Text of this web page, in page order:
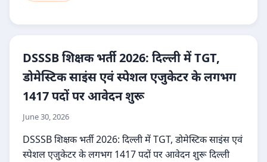
DSSSB शिक्षक भर्ती 2026: दिल्ली में TGT,
डोमेस्टिक साइंस एवं स्पेशल एजुकेटर के लगभग
1417 पदों पर आवेदन शुरू
June 30, 2026
DSSSB शिक्षक भर्ती 2026: दिल्ली में TGT, डोमेस्टिक साइंस एवं
स्पेशल एजुकेटर के लगभग 1417 पदों पर आवेदन शुरू दिल्ली